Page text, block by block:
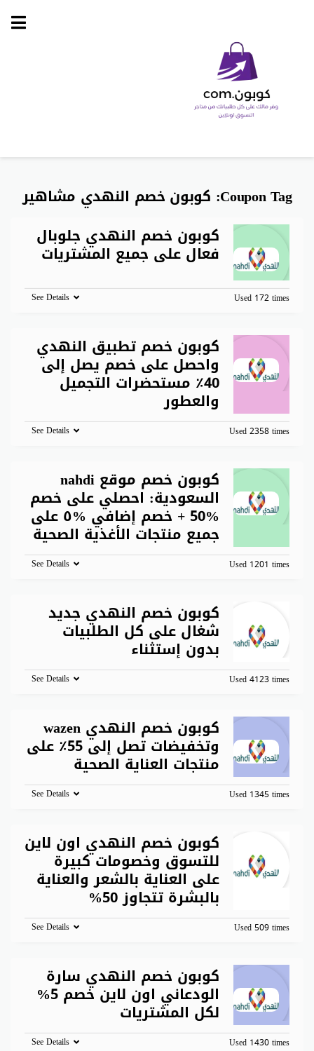
Skip
Coupon Tag: كوبون خصم النهدي مشاهير
كوبون خصم النهدي جلوبال
فعال على جميع المشتريات
Used 172 times
See Details
كوبون خصم تطبيق النهدي
واحصل على خصم يصل إلى
40٪ مستحضرات التجميل
والعطور
Used 2358 times
See Details
كوبون خصم موقع nahdi
السعودية: احصلي على خصم
%50 + خصم إضافي %٥ على
جميع منتجات الأغذية الصحية
Used 1201 times
See Details
كوبون خصم النهدي جديد
شغال على كل الطلبيات
بدون إستثناء
Used 4123 times
See Details
كوبون خصم النهدي wazen
وتخفيضات تصل إلى 55٪ على
منتجات العناية الصحية
Used 1345 times
See Details
كوبون خصم النهدي اون لاين
للتسوق وخصومات كبيرة
على العناية بالشعر والعناية
بالبشرة تتجاوز 50%
Used 509 times
See Details
كوبون خصم النهدي سارة
الودعاني اون لاين خصم 5%
لكل المشتريات
Used 1430 times
See Details